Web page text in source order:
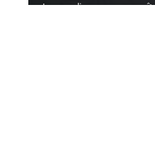
Les applis pour